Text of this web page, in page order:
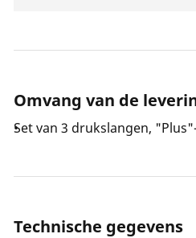
Omvang van de
Set van 3 drukslangen,
Technische gegevens